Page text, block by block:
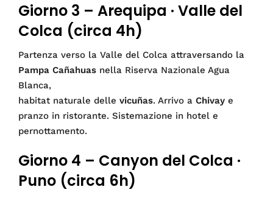
Giorno 3 – Arequipa · Valle del
Colca (circa 4h)
Partenza verso la Valle del Colca attraversando la
Pampa Cañahuas nella Riserva Nazionale Agua
Blanca,
habitat naturale delle vicuñas. Arrivo a Chivay e
pranzo in ristorante. Sistemazione in hotel e
pernottamento.
Giorno 4 – Canyon del Colca ·
Puno (circa 6h)